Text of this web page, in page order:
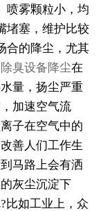
喷雾颗粒小，均
堵塞，维护比较
合的降尘，尤其
臭设备降尘在
量，扬尘严重
加速空气流
子在空气中的
善人们工作生
马路上会有洒
灰尘沉淀下
比如工业上，众